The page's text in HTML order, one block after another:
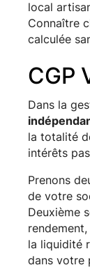
local
Connaître
calculée
CGP
Dans la
la totalité
intérêts
Prenons
de votre
Deuxième
la liquidité
dans votre